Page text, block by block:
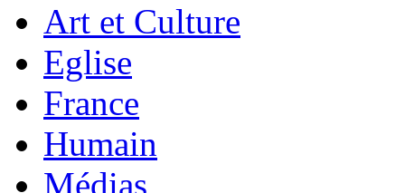
Art et Culture
Eglise
France
Humain
Médias